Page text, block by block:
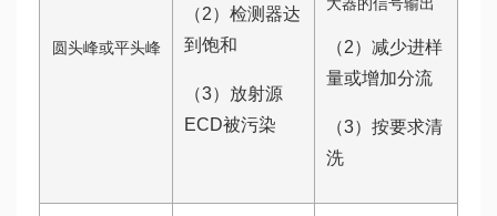
圆头峰或平头峰
（2）检测器达
到饱和
（3）放射源
ECD被污染
（2）减少进样
量或增加分流
（3）按要求清
洗